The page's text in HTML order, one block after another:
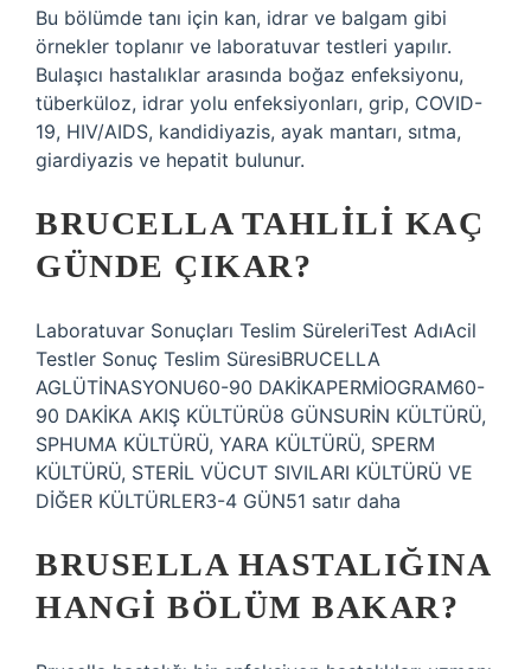
Bu bölümde tanı için kan, idrar ve balgam gibi
örnekler toplanır ve laboratuvar testleri yapılır.
Bulaşıcı hastalıklar arasında boğaz enfeksiyonu,
tüberküloz, idrar yolu enfeksiyonları, grip, COVID-
19, HIV/AIDS, kandidiyazis, ayak mantarı, sıtma,
giardiyazis ve hepatit bulunur.
BRUCELLA TAHLILI KAÇ
GÜNDE ÇIKAR?
Laboratuvar Sonuçları Teslim SüreleriTest AdıAcil
Testler Sonuç Teslim SüresiBRUCELLA
AGLÜTİNASYONU60-90 DAKİKAPERMİOGRAM60-
90 DAKİKA AKIŞ KÜLTÜRÜ8 GÜNSURİN KÜLTÜRÜ,
SPHUMA KÜLTÜRÜ, YARA KÜLTÜRÜ, SPERM
KÜLTÜRÜ, STERİL VÜCUT SIVILARI KÜLTÜRÜ VE
DİĞER KÜLTÜRLER3-4 GÜN51 satır daha
BRUSELLA HASTALIĞINA
HANGI BÖLÜM BAKAR?